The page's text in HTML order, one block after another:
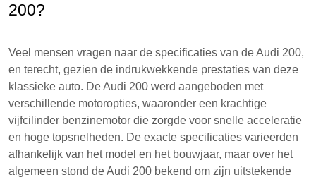
200?
Veel mensen vragen naar de specificaties van de Audi 200,
en terecht, gezien de indrukwekkende prestaties van deze
klassieke auto. De Audi 200 werd aangeboden met
verschillende motoropties, waaronder een krachtige
vijfcilinder benzinemotor die zorgde voor snelle acceleratie
en hoge topsnelheden. De exacte specificaties varieerden
afhankelijk van het model en het bouwjaar, maar over het
algemeen stond de Audi 200 bekend om zijn uitstekende